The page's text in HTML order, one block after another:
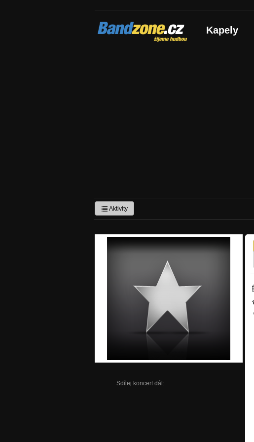
Bandzone.cz
žijeme hudbou Kapely
Aktivity
Sdílej koncert dál: